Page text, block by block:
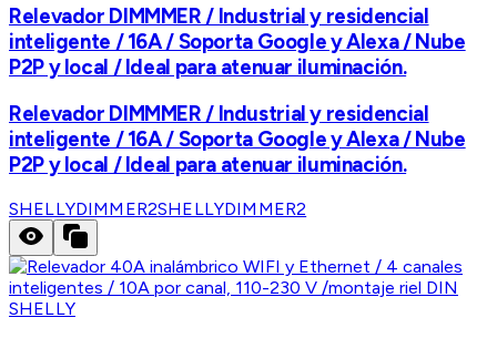
Relevador DIMMMER / Industrial y residencial
inteligente / 16A / Soporta Google y Alexa / Nube
P2P y local / Ideal para atenuar iluminación.
Relevador DIMMMER / Industrial y residencial
inteligente / 16A / Soporta Google y Alexa / Nube
P2P y local / Ideal para atenuar iluminación.
SHELLYDIMMER2SHELLYDIMMER2
SHELLY